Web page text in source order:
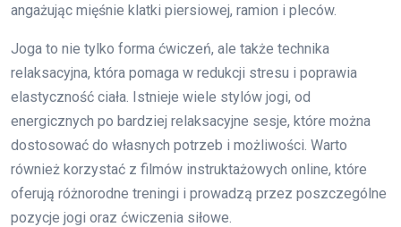
angażując mięśnie klatki piersiowej, ramion i pleców.
Joga to nie tylko forma ćwiczeń, ale także technika
relaksacyjna, która pomaga w redukcji stresu i poprawia
elastyczność ciała. Istnieje wiele stylów jogi, od
energicznych po bardziej relaksacyjne sesje, które można
dostosować do własnych potrzeb i możliwości. Warto
również korzystać z filmów instruktażowych online, które
oferują różnorodne treningi i prowadzą przez poszczególne
pozycje jogi oraz ćwiczenia siłowe.